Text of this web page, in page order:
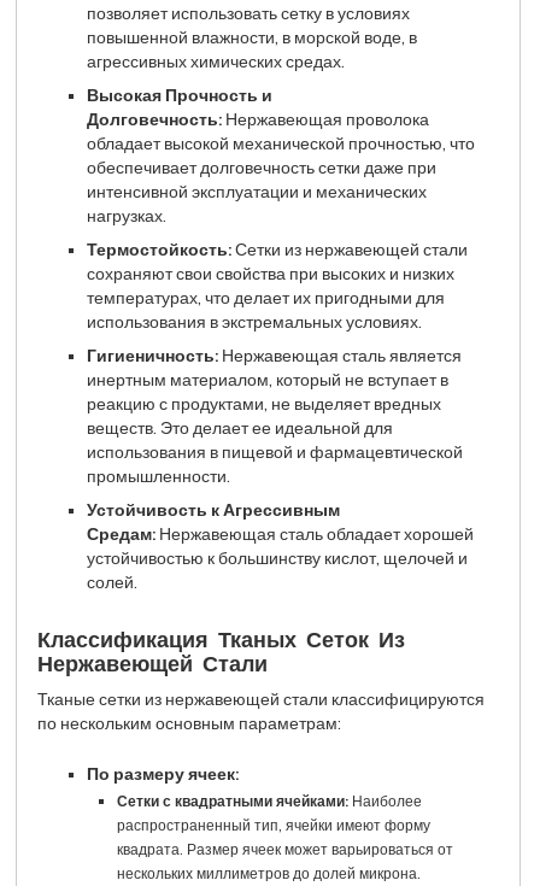
позволяет использовать сетку в условиях
повышенной влажности, в морской воде, в
агрессивных химических средах.
Высокая Прочность и
Долговечность:Нержавеющая проволока
обладает высокой механической прочностью, что
обеспечивает долговечность сетки даже при
интенсивной эксплуатации и механических
нагрузках.
Термостойкость:Сетки из нержавеющей стали
сохраняют свои свойства при высоких и низких
температурах, что делает их пригодными для
использования в экстремальных условиях.
Гигиеничность:Нержавеющая сталь является
инертным материалом, который не вступает в
реакцию с продуктами, не выделяет вредных
веществ. Это делает ее идеальной для
использования в пищевой и фармацевтической
промышленности.
Устойчивость к Агрессивным
Средам:Нержавеющая сталь обладает хорошей
устойчивостью к большинству кислот, щелочей и
солей.
Классификация Тканых Сеток Из
Нержавеющей Стали
Тканые сетки из нержавеющей стали классифицируются
по нескольким основным параметрам:
По размеру ячеек:
Сетки с квадратными ячейками:Наиболее
распространенный тип, ячейки имеют форму
квадрата. Размер ячеек может варьироваться от
нескольких миллиметров до долей микрона.